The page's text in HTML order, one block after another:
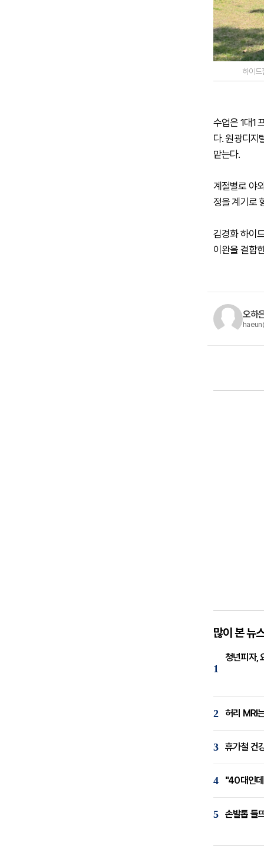
하이
수업은 1대1
다. 원광디지
맡는다.
계절별로 야
정을 계기로
김경화 하이
이완을 결합
오하
많이 본 뉴
1
청년피자,
2 허리 MRI
3 휴가철 건
4 "40대인
5 손발톱 들